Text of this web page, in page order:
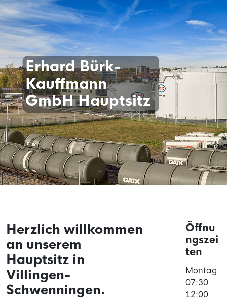
Erhard Bürk-
Kauffmann
GmbH Hauptsitz
Herzlich willkommen
an unserem
Hauptsitz in
Villingen-
Schwenningen.
Öffnu
ngszei
ten
Montag
07:30 -
12:00